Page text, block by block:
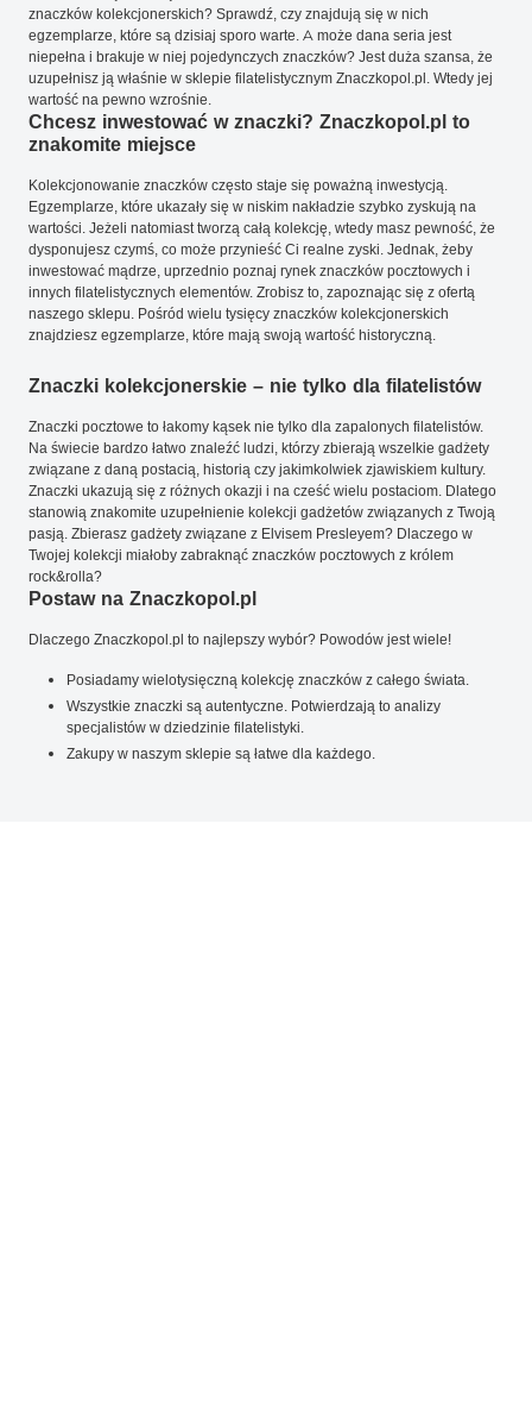
znaczków kolekcjonerskich? Sprawdź, czy znajdują się w nich
egzemplarze, które są dzisiaj sporo warte. A może dana seria jest
niepełna i brakuje w niej pojedynczych znaczków? Jest duża szansa, że
uzupełnisz ją właśnie w sklepie filatelistycznym Znaczkopol.pl. Wtedy jej
wartość na pewno wzrośnie.
Chcesz inwestować w znaczki? Znaczkopol.pl to
znakomite miejsce
Kolekcjonowanie znaczków często staje się poważną inwestycją.
Egzemplarze, które ukazały się w niskim nakładzie szybko zyskują na
wartości. Jeżeli natomiast tworzą całą kolekcję, wtedy masz pewność, że
dysponujesz czymś, co może przynieść Ci realne zyski. Jednak, żeby
inwestować mądrze, uprzednio poznaj rynek znaczków pocztowych i
innych filatelistycznych elementów. Zrobisz to, zapoznając się z ofertą
naszego sklepu. Pośród wielu tysięcy znaczków kolekcjonerskich
znajdziesz egzemplarze, które mają swoją wartość historyczną.
Znaczki kolekcjonerskie – nie tylko dla filatelistów
Znaczki pocztowe to łakomy kąsek nie tylko dla zapalonych filatelistów.
Na świecie bardzo łatwo znaleźć ludzi, którzy zbierają wszelkie gadżety
związane z daną postacią, historią czy jakimkolwiek zjawiskiem kultury.
Znaczki ukazują się z różnych okazji i na cześć wielu postaciom. Dlatego
stanowią znakomite uzupełnienie kolekcji gadżetów związanych z Twoją
pasją. Zbierasz gadżety związane z Elvisem Presleyem? Dlaczego w
Twojej kolekcji miałoby zabraknąć znaczków pocztowych z królem
rock&rolla?
Postaw na Znaczkopol.pl
Dlaczego Znaczkopol.pl to najlepszy wybór? Powodów jest wiele!
Posiadamy wielotysięczną kolekcję znaczków z całego świata.
Wszystkie znaczki są autentyczne. Potwierdzają to analizy
specjalistów w dziedzinie filatelistyki.
Zakupy w naszym sklepie są łatwe dla każdego.